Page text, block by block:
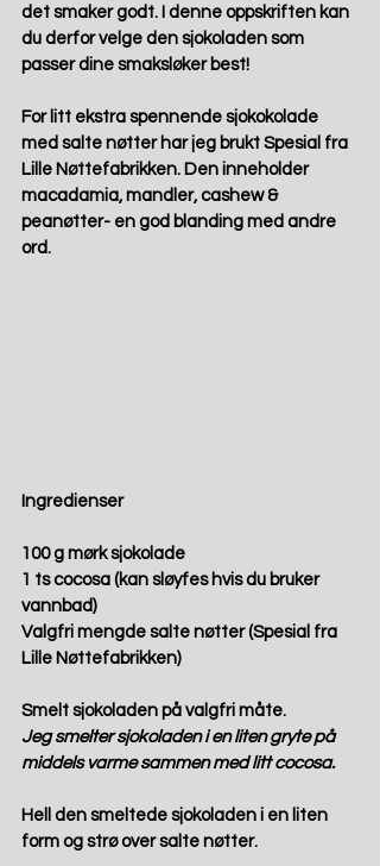
det smaker godt. I denne oppskriften kan
du derfor velge den sjokoladen som
passer dine smaksløker best!
For litt ekstra spennende sjokokolade
med salte nøtter har jeg brukt Spesial fra
Lille Nøttefabrikken. Den inneholder
macadamia, mandler, cashew &
peanøtter- en god blanding med andre
ord.
Ingredienser
100 g mørk sjokolade
1 ts cocosa (kan sløyfes hvis du bruker
vannbad)
Valgfri mengde salte nøtter (Spesial fra
Lille Nøttefabrikken)
Smelt sjokoladen på valgfri måte.
Jeg smelter sjokoladen i en liten gryte på
middels varme sammen med litt cocosa.
Hell den smeltede sjokoladen i en liten
form og strø over salte nøtter.